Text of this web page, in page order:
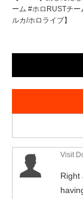
ーム #ホロRUSTチー
ルカ/ホロライブ】
Visit
Right